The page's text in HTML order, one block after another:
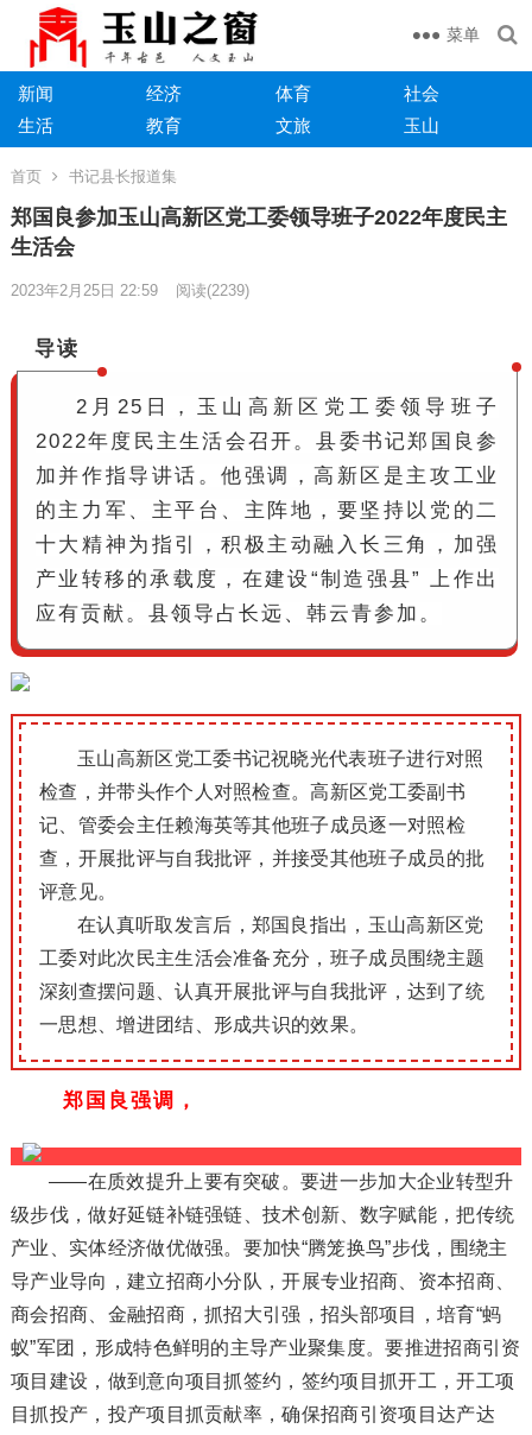
菜单
新闻 经济 体育
社会
生活
教育 文旅 玉山
首页 书记县长报道集
郑国良参加玉山高新区党工委领导班子2022年度民主
生活会
2023年2月25日 22:59 阅读(2239)
导读
2月25日，玉山高新区党工委领导班子
2022年度民主生活会召开。县委书记郑 国良参
加并作指导讲话。他强调，高新区是主攻工业
的主力军、主平台、主阵地，要坚持以党的二
十大精神为指引，积极主动融入长三角，加强
产业转移的承载度，在建设“制造强县” 上作出
应有贡献。 县领导占长远、韩云青参加。
玉山高新区党工委书记祝晓光代表班子进行对照
检查，并带头作个人对照检查。高新区党工委副书
记、管委会主任赖海英等其他班子成员逐一对照检
查，开展批评与自我批评，并接受其他班子成员的批
评意见。
在认真听取发言后，郑国良指出，玉山高新区党
工委对此次民主生活会准备充分，班子成员围绕主题
深刻查摆问题、认真开展批评与自我批评，达到了统
一思想、增进团结、形成共识的效果。
郑国良强调，
——在质效提升上要有突破。要进一步加大企业转型升
级步伐，做好延链补链强链、技术创新、数字赋能，把传统
产业、实体经济做优做强。要加快“腾笼换鸟”步伐，围绕主
导产业导向，建立招商小分队，开展专业招商、资本招商、
商会招商、金融招商，抓招大引强，招头部项目，培育“蚂
蚁”军团，形成特色鲜明的主导产业聚集度。要推进招商引资
项目建设，做到意向项目抓签约，签约项目抓开工，开工项
目抓投产，投产项目抓贡献率，确保招商引资项目达产达